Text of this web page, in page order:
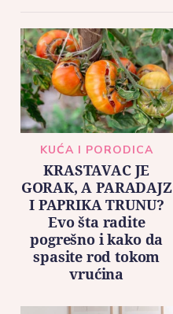
KUĆA I PORODICA
KRASTAVAC JE
GORAK, A PARADAJZ
I PAPRIKA TRUNU?
Evo šta radite
pogrešno i kako da
spasite rod tokom
vrućina